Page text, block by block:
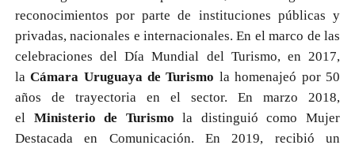
reconocimientos por parte de instituciones públicas y
privadas, nacionales e internacionales. En el marco de las
celebraciones del Día Mundial del Turismo, en 2017,
laCámara Uruguaya de Turismo la homenajeó por 50
años de trayectoria en el sector. En marzo 2018,
el Ministerio de Turismola distinguió como Mujer
Destacada en Comunicación. En 2019, recibió un